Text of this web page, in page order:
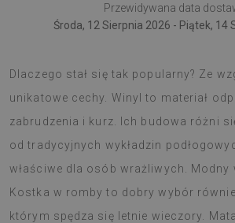
Przewidywana data
Środa, 12 Sierpnia 2026 - Piątek, 14
Dlaczego stał się tak popularny? Ze
unikatowe cechy. Winyl to materiał
zabrudzenia i kurz. Ich budowa różni
od tradycyjnych wykładzin
właściwe dla osób wrażliwych. Modny
Kostka w romby to dobry wybór
którym spędza się letnie wieczory.